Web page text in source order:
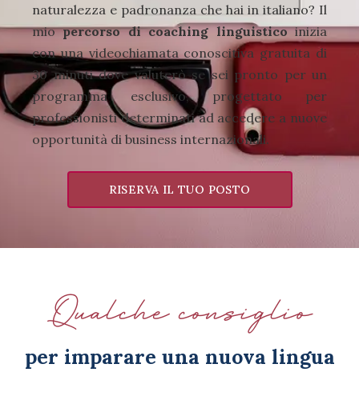
naturalezza e padronanza che hai in italiano? Il
miopercorso di coaching linguisticoinizia
con una videochiamata conoscitiva gratuita di
30 minuti dove valuterò se sei pronto per un
programma esclusivo, progettato per
professionisti determinati ad accedere a nuove
opportunità di business internazionali.
RISERVA IL TUO POSTO
Qualche consiglio
per imparare una nuova lingua